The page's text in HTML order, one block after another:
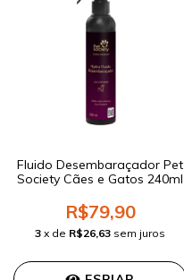
Fluido Desembaraçador Pet
Society Cães e Gatos 240ml
R$79,90
3 x de R$26,63 sem juros